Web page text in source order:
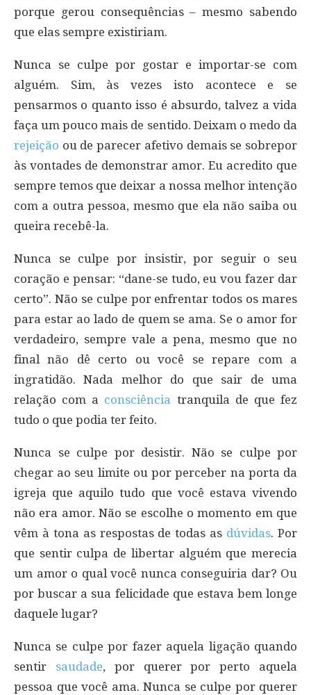
porque gerou consequências – mesmo sabendo
que elas sempre existiriam.
Nunca se culpe por gostar e importar-se com
alguém. Sim, às vezes isto acontece e se
pensarmos o quanto isso é absurdo, talvez a vida
faça um pouco mais de sentido. Deixam o medo da
rejeição ou de parecer afetivo demais se sobrepor
às vontades de demonstrar amor. Eu acredito que
sempre temos que deixar a nossa melhor intenção
com a outra pessoa, mesmo que ela não saiba ou
queira recebê-la.
Nunca se culpe por insistir, por seguir o seu
coração e pensar: “dane-se tudo, eu vou fazer dar
certo”. Não se culpe por enfrentar todos os mares
para estar ao lado de quem se ama. Se o amor for
verdadeiro, sempre vale a pena, mesmo que no
final não dê certo ou você se repare com a
ingratidão. Nada melhor do que sair de uma
relação com a consciência tranquila de que fez
tudo o que podia ter feito.
Nunca se culpe por desistir. Não se culpe por
chegar ao seu limite ou por perceber na porta da
igreja que aquilo tudo que você estava vivendo
não era amor. Não se escolhe o momento em que
vêm à tona as respostas de todas as dúvidas. Por
que sentir culpa de libertar alguém que merecia
um amor o qual você nunca conseguiria dar? Ou
por buscar a sua felicidade que estava bem longe
daquele lugar?
Nunca se culpe por fazer aquela ligação quando
sentir saudade, por querer por perto aquela
pessoa que você ama. Nunca se culpe por querer